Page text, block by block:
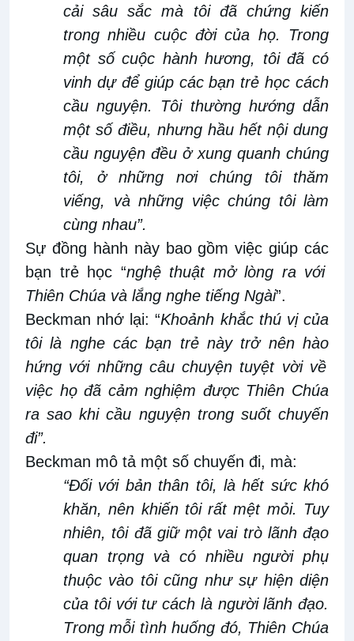
cải sâu sắc mà tôi đã chứng kiến
trong nhiều cuộc đời của họ. Trong
một số cuộc hành hương, tôi đã có
vinh dựđể giúp các bạn trẻ học cách
cầu nguyện. Tôi thường hướng dẫn
một số điều, nhưng hầu hết nội dung
cầu nguyện đều ở xung quanh chúng
tôi, ở những nơi chúng tôi thăm
viếng, và những việc chúng tôi làm
cùng nhau”.
Sự đồng hành này bao gồm việc giúp các
bạn trẻhọc “nghệ thuật mở lòng ra với
Thiên Chúa và lắng nghe tiếng Ngài”.
Beckman nhớ lại: “Khoảnh khắc thúvịcủa
tôi là nghe các bạn trẻ này trở nên hào
hứng với những câu chuyện tuyệt vời về
việc họ đã cảm nghiệm được Thiên Chúa
ra sao khicầu nguyện trong suốt chuyến
đi”.
Beckman mô tả một số chuyến đi, mà:
“Đối với bảnthân tôi, là hếtsức khó
khăn, nên khiến tôi rất mệt mỏi. Tuy
nhiên, tôi đã giữ một vai trò lãnh đạo
quan trọng và có nhiều người phụ
thuộc vào tôi cũng nhưsự hiện diện
của tôi với tư cách là người lãnh đạo.
Trong mỗi tình huống đó, Thiên Chúa